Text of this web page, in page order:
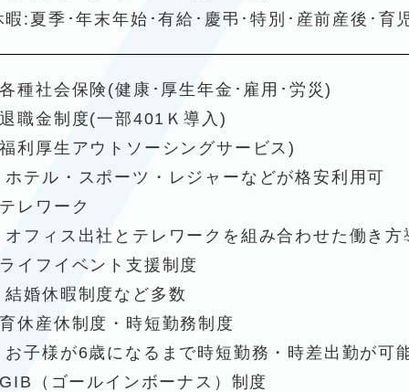
暇:夏季･年末年始･有給･慶弔･特別･産前産後･育
種社会保険(健康･厚生年金･雇用･労災)
職金制度(一部401Ｋ導入)
利厚生アウトソーシングサービス)
テル・スポーツ・レジャーなどが格安利用可
レワーク
フィス出社とテレワークを組み合わせた働き方
イフイベント支援制度
婚休暇制度など多数
休産休制度・時短勤務制度
子様が6歳になるまで時短勤務・時差出勤が可
（ゴールインボーナス）制度